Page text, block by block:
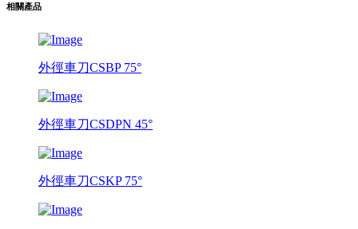
相關產品
外徑車刀CSBP 75°
外徑車刀CSDPN 45°
外徑車刀CSKP 75°